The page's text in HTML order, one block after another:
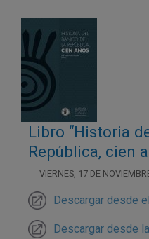
Libro “Historia
República, cien
VIERNES, 17 DE
Descargar desde
Descargar desde